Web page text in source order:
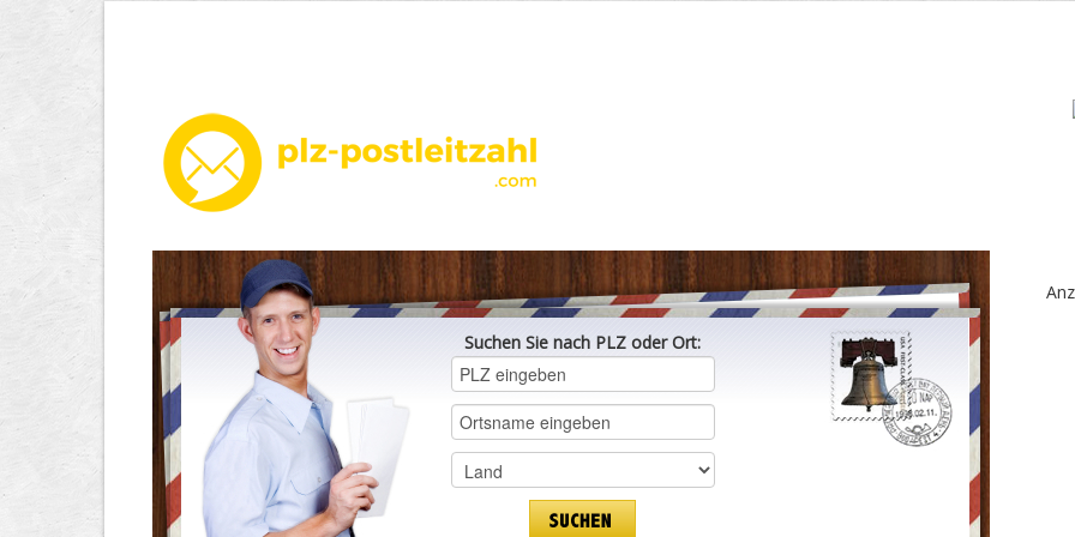
Suchen Sie nach PLZ oder Ort: